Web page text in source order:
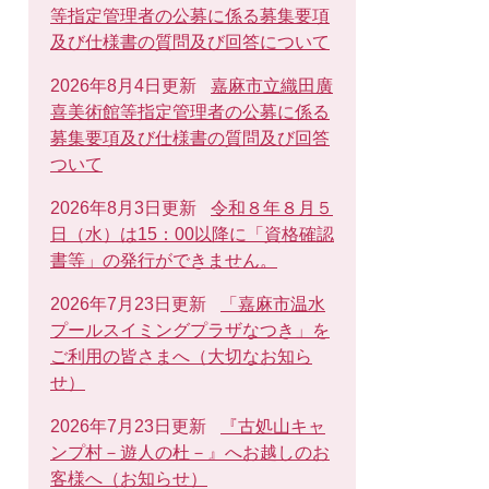
等指定管理者の公募に係る募集要項
及び仕様書の質問及び回答について
2026年8月4日更新
嘉麻市立織田廣
喜美術館等指定管理者の公募に係る
募集要項及び仕様書の質問及び回答
ついて
2026年8月3日更新
令和８年８月５
日（水）は15：00以降に「資格確認
書等」の発行ができません。
2026年7月23日更新
「嘉麻市温水
プールスイミングプラザなつき」を
ご利用の皆さまへ（大切なお知ら
せ）
2026年7月23日更新
『古処山キャ
ンプ村－遊人の杜－』へお越しのお
客様へ（お知らせ）